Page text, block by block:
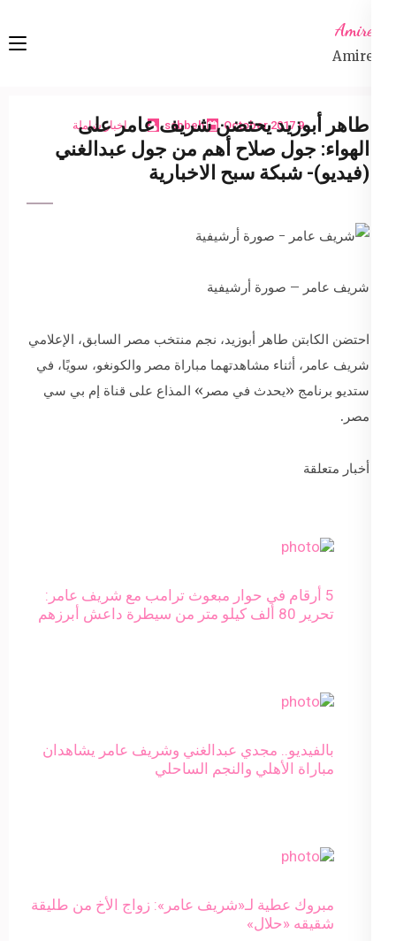
content
Enter)
Amireta
Amireta
9 October 2017
sabbeh اخبار شاملة
طاهر أبوزيد يحتضن شريف عامر على
الهواء: جول صلاح أهم من جول عبدالغني
(فيديو)- شبكة سبح الاخبارية
شريف عامر – صورة أرشيفية
احتضن الكابتن طاهر أبوزيد، نجم منتخب مصر السابق، الإعلامي
شريف عامر، أثناء مشاهدتهما مباراة مصر والكونغو، سويًا، في
ستديو برنامج «يحدث في مصر» المذاع على قناة إم بي سي
مصر.
أخبار متعلقة
5 أرقام في حوار مبعوث ترامب مع شريف عامر:
تحرير 80 ألف كيلو متر من سيطرة داعش أبرزهم
بالفيديو.. مجدي عبدالغني وشريف عامر يشاهدان
مباراة الأهلي والنجم الساحلي
مبروك عطية لـ«شريف عامر»: زواج الأخ من طليقة
شقيقه «حلال»